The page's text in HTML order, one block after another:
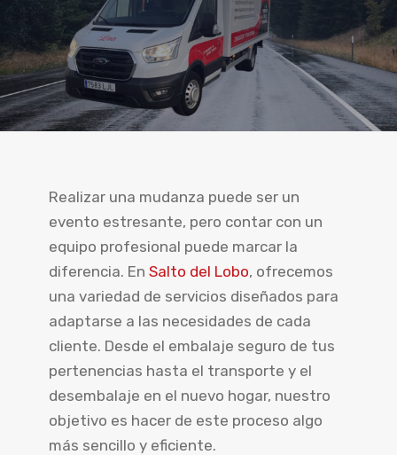
Realizar una mudanza puede ser un
evento estresante, pero contar con un
equipo profesional puede marcar la
diferencia. En Salto del Lobo, ofrecemos
una variedad de servicios diseñados para
adaptarse a las necesidades de cada
cliente. Desde el embalaje seguro de tus
pertenencias hasta el transporte y el
desembalaje en el nuevo hogar, nuestro
objetivo es hacer de este proceso algo
más sencillo y eficiente.